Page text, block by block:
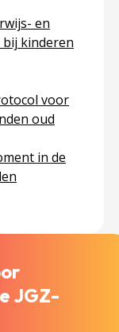
en
kinderen
en
voor
oud
en
in de
per
JGZ-